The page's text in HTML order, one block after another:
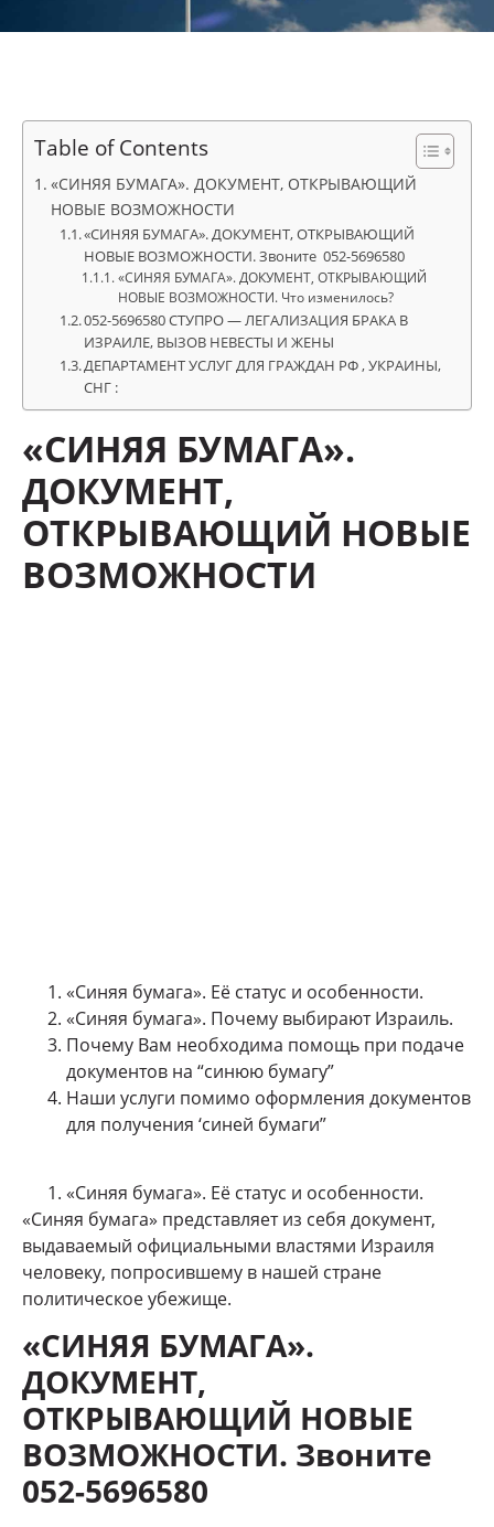
Table of Contents
«СИНЯЯ БУМАГА». ДОКУМЕНТ, ОТКРЫВАЮЩИЙ
НОВЫЕ ВОЗМОЖНОСТИ
«СИНЯЯ БУМАГА». ДОКУМЕНТ, ОТКРЫВАЮЩИЙ
НОВЫЕ ВОЗМОЖНОСТИ. Звоните 052-5696580
«СИНЯЯ БУМАГА». ДОКУМЕНТ, ОТКРЫВАЮЩИЙ
НОВЫЕ ВОЗМОЖНОСТИ. Что изменилось?
052-5696580 СТУПРО — ЛЕГАЛИЗАЦИЯ БРАКА В
ИЗРАИЛЕ, ВЫЗОВ НЕВЕСТЫ И ЖЕНЫ
ДЕПАРТАМЕНТ УСЛУГ ДЛЯ ГРАЖДАН РФ , УКРАИНЫ,
СНГ :
«СИНЯЯ БУМАГА».
ДОКУМЕНТ,
ОТКРЫВАЮЩИЙ НОВЫЕ
ВОЗМОЖНОСТИ
«Синяя бумага». Её статус и особенности.
«Синяя бумага». Почему выбирают Израиль.
Почему Вам необходима помощь при подаче
документов на “синюю бумагу”
Наши услуги помимо оформления документов
для получения ‘синей бумаги”
«Синяя бумага». Её статус и особенности.
«Синяя бумага» представляет из себя документ,
выдаваемый официальными властями Израиля
человеку, попросившему в нашей стране
политическое убежище.
«СИНЯЯ БУМАГА».
ДОКУМЕНТ,
ОТКРЫВАЮЩИЙ НОВЫЕ
ВОЗМОЖНОСТИ. Звоните
052-5696580